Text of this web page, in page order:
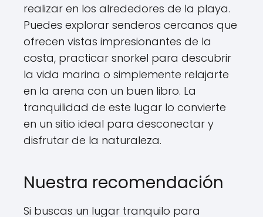
realizar en los alrededores de la playa.
Puedes explorar senderos cercanos que
ofrecen vistas impresionantes de la
costa, practicar snorkel para descubrir
la vida marina o simplemente relajarte
en la arena con un buen libro. La
tranquilidad de este lugar lo convierte
en un sitio ideal para desconectar y
disfrutar de la naturaleza.
Nuestra recomendación
Si buscas un lugar tranquilo para